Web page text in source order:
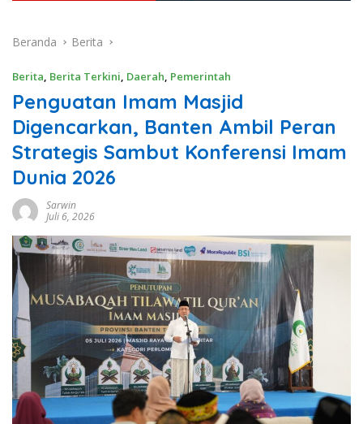
Beranda Berita
Berita, Berita Terkini, Daerah, Pemerintah
Penguatan Imam Masjid
Digencarkan, Banten Ambil Peran
Strategis Sambut Konferensi Imam
Dunia 2026
Sarwin
Juli 6, 2026